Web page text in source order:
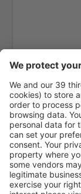
Peelamedu
Cuddapah
Udaipur
Panaji